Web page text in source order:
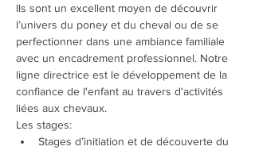
Ils sont un excellent moyen de découvrir
l’univers du poney et du cheval ou de se
perfectionner dans une ambiance familiale
avec un encadrement professionnel. Notre
ligne directrice est le développement de la
confiance de l'enfant au travers d'activités
liées aux chevaux.
Les stages:
Stages d’initiation et de découverte du